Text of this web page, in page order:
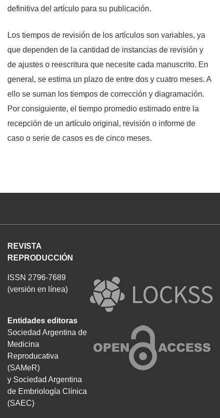
definitiva del artículo para su publicación.
Los tiempos de revisión de los artículos son variables, ya
que dependen de la cantidad de instancias de revisión y
de ajustes o reescritura que necesite cada manuscrito. En
general, se estima un plazo de entre dos y cuatro meses. A
ello se suman los tiempos de corrección y diagramación.
Por consiguiente, el tiempo promedio estimado entre la
recepción de un artículo original, revisión o informe de
caso o serie de casos es de cinco meses.
REVISTA
REPRODUCCIÓN
ISSN 2796-7689
(versión en línea)
Entidades editoras
Sociedad Argentina de
Medicina
Reproducativa
(SAMeR)
y Sociedad Argentina
de Embriología Clínica
(SAEC)